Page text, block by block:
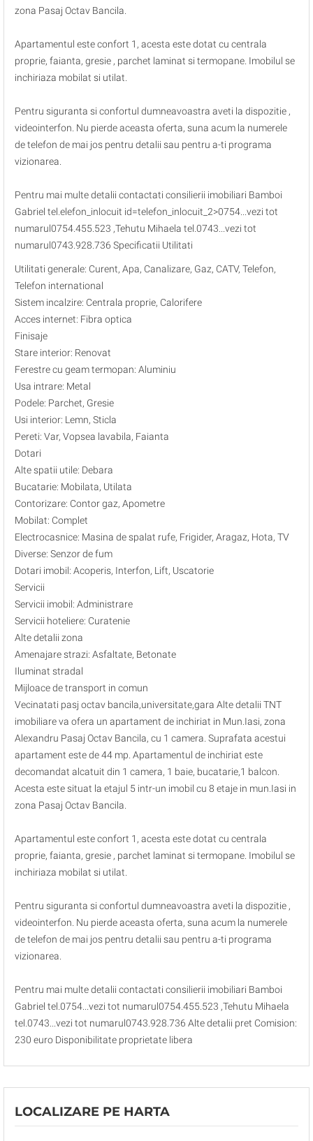
zona Pasaj Octav Bancila.
Apartamentul este confort 1, acesta este dotat cu centrala
proprie, faianta, gresie , parchet laminat si termopane. Imobilul se
inchiriaza mobilat si utilat.
Pentru siguranta si confortul dumneavoastra aveti la dispozitie ,
videointerfon. Nu pierde aceasta oferta, suna acum la numerele
de telefon de mai jos pentru detalii sau pentru a-ti programa
vizionarea.
Pentru mai multe detalii contactati consilierii imobiliari Bamboi
Gabriel tel.elefon_inlocuit id=telefon_inlocuit_2>0754...vezi tot
numarul0754.455.523 ,Tehutu Mihaela tel.0743...vezi tot
numarul0743.928.736 Specificatii Utilitati
Utilitati generale: Curent, Apa, Canalizare, Gaz, CATV, Telefon,
Telefon international
Sistem incalzire: Centrala proprie, Calorifere
Acces internet: Fibra optica
Finisaje
Stare interior: Renovat
Ferestre cu geam termopan: Aluminiu
Usa intrare: Metal
Podele: Parchet, Gresie
Usi interior: Lemn, Sticla
Pereti: Var, Vopsea lavabila, Faianta
Dotari
Alte spatii utile: Debara
Bucatarie: Mobilata, Utilata
Contorizare: Contor gaz, Apometre
Mobilat: Complet
Electrocasnice: Masina de spalat rufe, Frigider, Aragaz, Hota, TV
Diverse: Senzor de fum
Dotari imobil: Acoperis, Interfon, Lift, Uscatorie
Servicii
Servicii imobil: Administrare
Servicii hoteliere: Curatenie
Alte detalii zona
Amenajare strazi: Asfaltate, Betonate
Iluminat stradal
Mijloace de transport in comun
Vecinatati pasj octav bancila,universitate,gara Alte detalii TNT
imobiliare va ofera un apartament de inchiriat in Mun.Iasi, zona
Alexandru Pasaj Octav Bancila, cu 1 camera. Suprafata acestui
apartament este de 44 mp. Apartamentul de inchiriat este
decomandat alcatuit din 1 camera, 1 baie, bucatarie,1 balcon.
Acesta este situat la etajul 5 intr-un imobil cu 8 etaje in mun.Iasi in
zona Pasaj Octav Bancila.
Apartamentul este confort 1, acesta este dotat cu centrala
proprie, faianta, gresie , parchet laminat si termopane. Imobilul se
inchiriaza mobilat si utilat.
Pentru siguranta si confortul dumneavoastra aveti la dispozitie ,
videointerfon. Nu pierde aceasta oferta, suna acum la numerele
de telefon de mai jos pentru detalii sau pentru a-ti programa
vizionarea.
Pentru mai multe detalii contactati consilierii imobiliari Bamboi
Gabriel tel.0754...vezi tot numarul0754.455.523 ,Tehutu Mihaela
tel.0743...vezi tot numarul0743.928.736 Alte detalii pret Comision:
230 euro Disponibilitate proprietate libera
LOCALIZARE PE HARTA